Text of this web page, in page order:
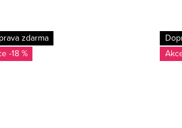
zdarma
-18 %